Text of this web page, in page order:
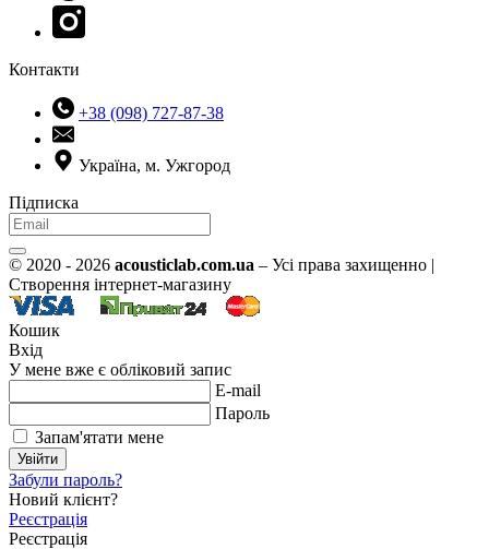
Контакти
+38 (098) 727-87-38
Україна, м. Ужгород
Підписка
© 2020 - 2026 acousticlab.com.ua – Усі права захищенно |
Створення інтернет-магазину
Кошик
Вхід
У мене вже є обліковий запис
E-mail
Пароль
Запам'ятати мене
Увійти
Забули пароль?
Новий клієнт?
Реєстрація
Реєстрація